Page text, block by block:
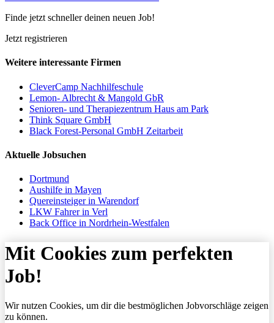
Finde jetzt schneller deinen neuen Job!
Jetzt registrieren
Weitere interessante Firmen
CleverCamp Nachhilfeschule
Lemon- Albrecht & Mangold GbR
Senioren- und Therapiezentrum Haus am Park
Think Square GmbH
Black Forest-Personal GmbH Zeitarbeit
Aktuelle Jobsuchen
Dortmund
Aushilfe in Mayen
Quereinsteiger in Warendorf
LKW Fahrer in Verl
Back Office in Nordrhein-Westfalen
Mit Cookies zum perfekten
Job!
Wir nutzen Cookies, um dir die bestmöglichen Jobvorschläge zeigen
zu können.